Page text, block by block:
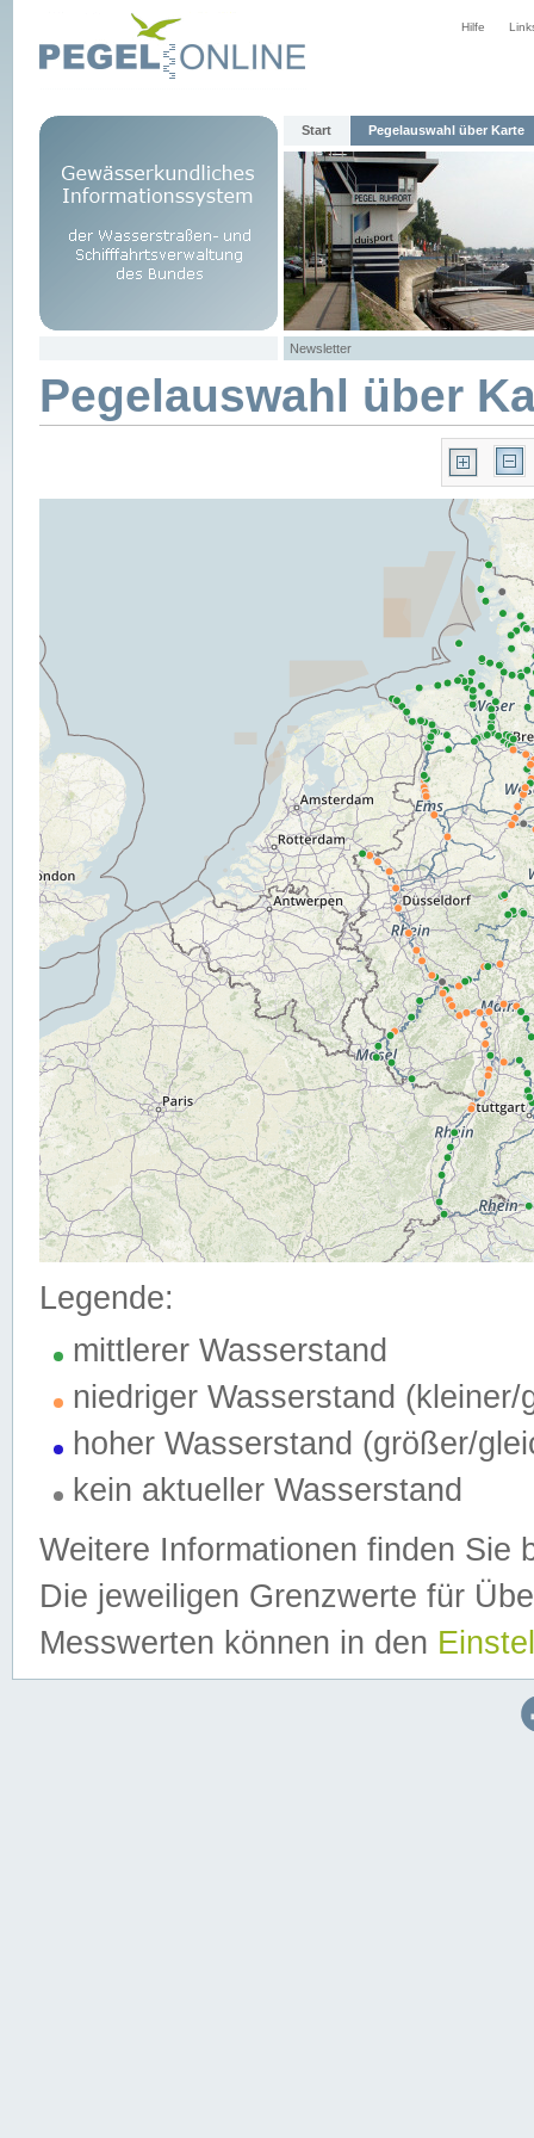
Hilfe
Start Pegelauswahl über Karte
Newsletter
Pegelauswahl über
Legende:
mittlerer Wasserstand
niedriger Wasserstand (kleiner/
hoher Wasserstand (größer/
kein aktueller Wasserstand
Weitere Informationen finden Sie
Die jeweiligen Grenzwerte für
Messwerten können in den